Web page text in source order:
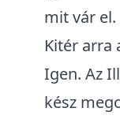
mit vár el.
Kitér arra
Igen. Az
kész